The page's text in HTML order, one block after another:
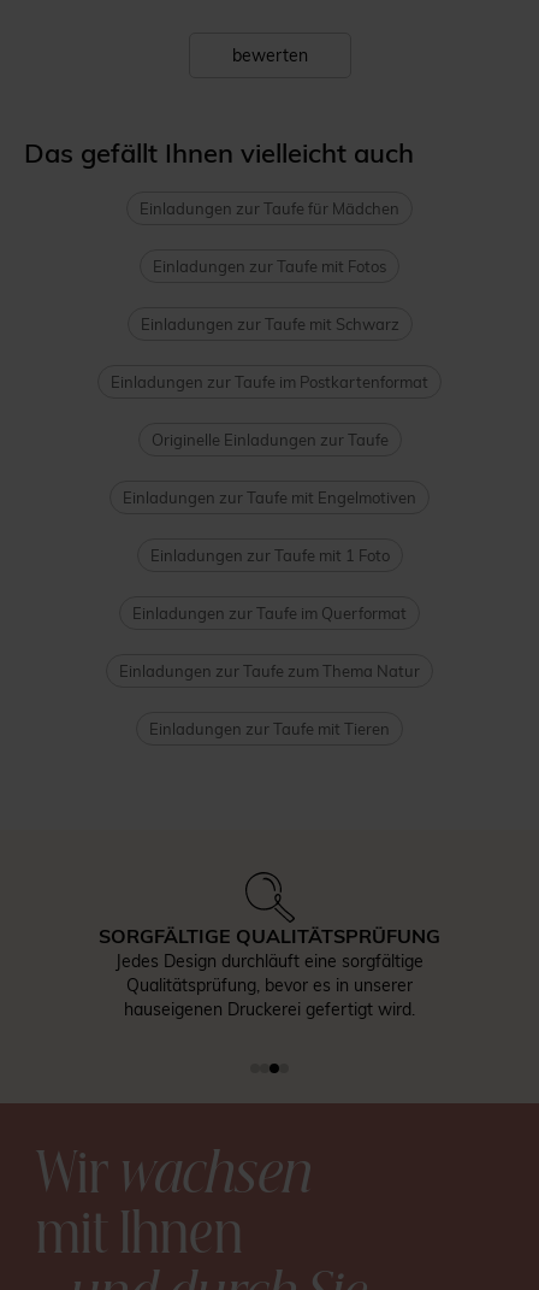
bewerten
Das gefällt Ihnen vielleicht auch
Einladungen zur Taufe für Mädchen
Einladungen zur Taufe mit Fotos
Einladungen zur Taufe mit Schwarz
Einladungen zur Taufe im Postkartenformat
Originelle Einladungen zur Taufe
Einladungen zur Taufe mit Engelmotiven
Einladungen zur Taufe mit 1 Foto
Einladungen zur Taufe im Querformat
Einladungen zur Taufe zum Thema Natur
Einladungen zur Taufe mit Tieren
SORGFÄLTIGE QUALITÄTSPRÜFUNG
Jedes Design durchläuft eine sorgfältige
Qualitätsprüfung, bevor es in unserer
hauseigenen Druckerei gefertigt wird.
Wirwachsen
mit Ihnen